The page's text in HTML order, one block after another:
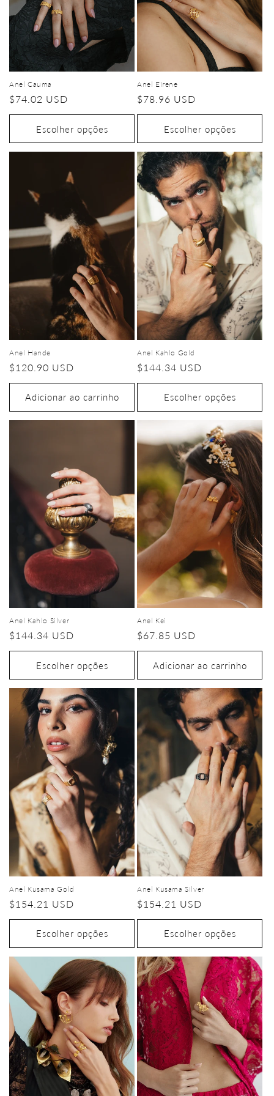
Anel Cauma
Preço
normal
$74.02 USD
Escolher opções
Anel Eirene
Preço
normal
$78.96 USD
Escolher opções
Anel Hande
Preço
normal
$120.90 USD
Adicionar ao carrinho
Anel Kahlo Gold
Preço
normal
$144.34 USD
Escolher opções
Anel Kahlo Silver
Preço
normal
$144.34 USD
Escolher opções
Anel Kei
Preço
normal
$67.85 USD
Adicionar ao carrinho
Anel Kusama Gold
Preço
normal
$154.21 USD
Escolher opções
Anel Kusama Silver
Preço
normal
$154.21 USD
Escolher opções